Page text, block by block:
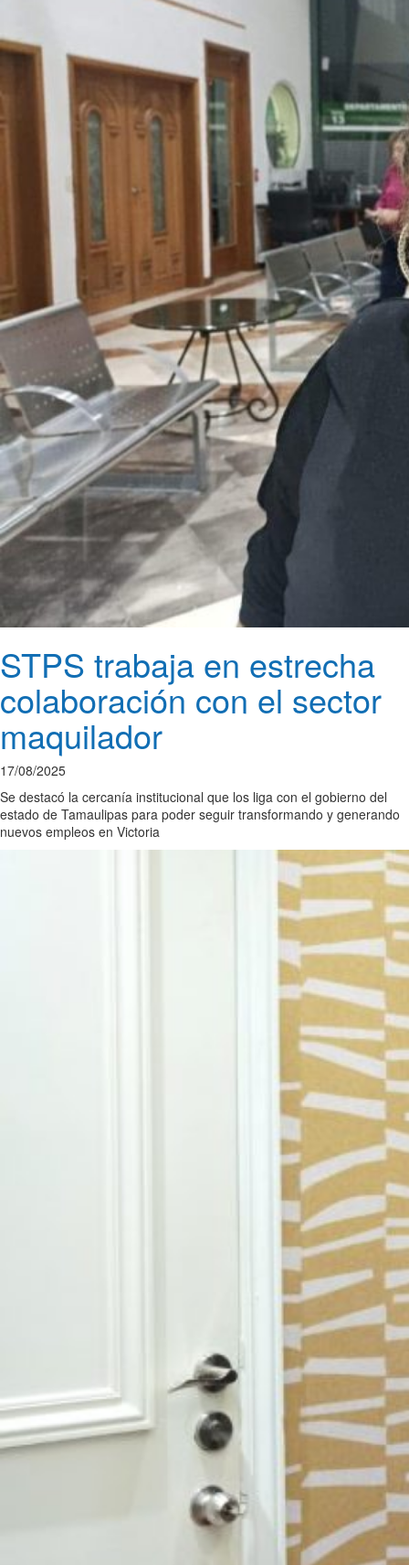
STPS trabaja en estrecha
colaboración con el sector
maquilador
17/08/2025
Se destacó la cercanía institucional que los liga con el gobierno del
estado de Tamaulipas para poder seguir transformando y generando
nuevos empleos en Victoria